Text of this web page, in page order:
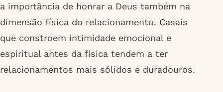
a importância de honrar a Deus também na
dimensão física do relacionamento. Casais
que constroem intimidade emocional e
espiritual antes da física tendem a ter
relacionamentos mais sólidos e duradouros.